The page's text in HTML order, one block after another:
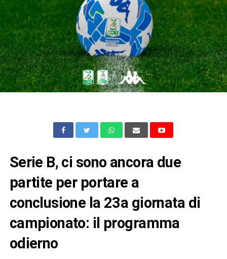
Serie B, ci sono ancora due
partite per portare a
conclusione la 23a giornata di
campionato: il programma
odierno